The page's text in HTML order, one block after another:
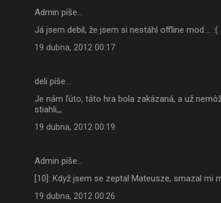
Admin píše…
Já jsem debil, že jsem si nestáhl offline mod.... :(
19 dubna, 2012 00:17
deli píše…
Je nám ľúto, táto hra bola zakázaná, a už
stiahli,,,
19 dubna, 2012 00:19
Admin píše…
[10]: Když jsem se zeptal Mateusze, smazal mi
19 dubna, 2012 00:26